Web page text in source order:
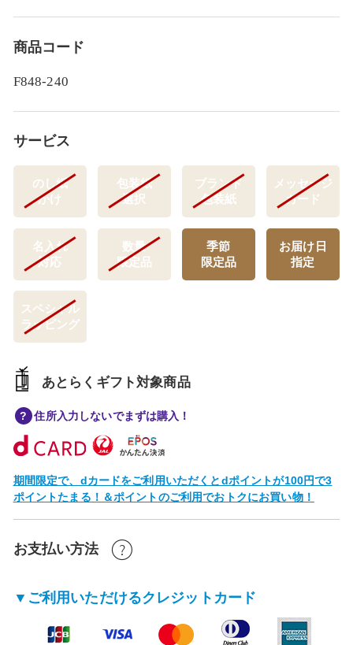
商品コード
F848-240
サービス
のし紙
かけ
包装紙
選択
ブランド
包装紙
メッセージ
カード
名入れ
対応
数量
限定品
季節
限定品
お届け日
指定
スペシャル
ラッピング
あとらくギフト対象商品
住所入力しないでまずは購入！
期間限定で、dカードをご利用いただくとdポイントが100円で3
ポイントたまる！＆ポイントのご利用でおトクにお買い物！
お支払い方法
▼ご利用いただけるクレジットカード